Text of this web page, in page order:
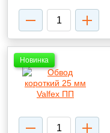
Новинка